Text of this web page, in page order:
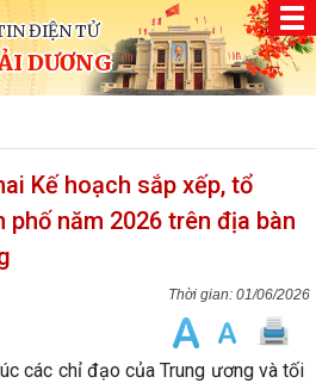
ĐIỆN TỬ
DƯƠNG
Kế hoạch sắp xếp, tổ
năm 2026 trên địa bàn
01/06/2026
các chỉ đạo của Trung ương và tối